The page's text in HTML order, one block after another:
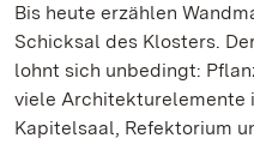
Bis heute erzählen
Schicksal des Klosters.
lohnt sich unbedingt:
viele Architekturelemente
Kapitelsaal, Refektorium